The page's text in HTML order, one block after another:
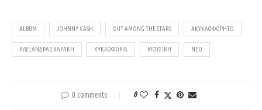
ALBUM JOHNNY CASH OUT AMONG THE STARS ΑΚΥΚΛΟΦΌΡΗΤΟ
ΑΛΕΞΆΝΔΡΑ ΣΚΑΡΆΚΗ ΚΥΚΛΟΦΟΡΊΑ ΜΟΥΣΙΚΉ ΝΈΟ
0 comments 0